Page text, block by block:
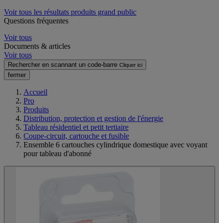
Voir tous les résultats produits grand public
Questions fréquentes
Voir tous
Documents & articles
Voir tous
Rechercher en scannant un code-barre Cliquer ici
fermer
Accueil
Pro
Produits
Distribution, protection et gestion de l'énergie
Tableau résidentiel et petit tertiaire
Coupe-circuit, cartouche et fusible
Ensemble 6 cartouches cylindrique domestique avec voyant
pour tableau d'abonné